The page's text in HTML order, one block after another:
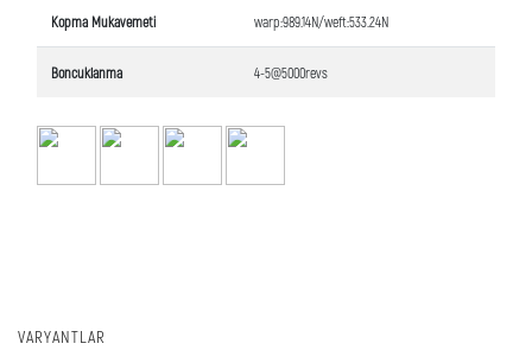
Kopma Mukavemeti warp:989.14N/weft:533.24N
Boncuklanma 4-5@5000revs
VARYANTLAR